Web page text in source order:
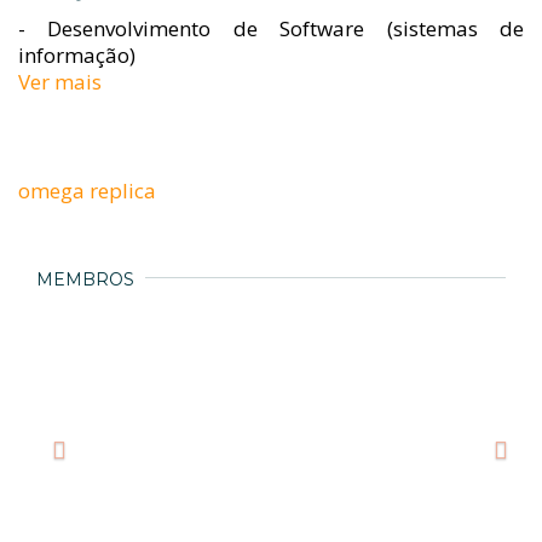
- Desenvolvimento de Software (sistemas de
informação)
Ver mais
omega replica
MEMBROS